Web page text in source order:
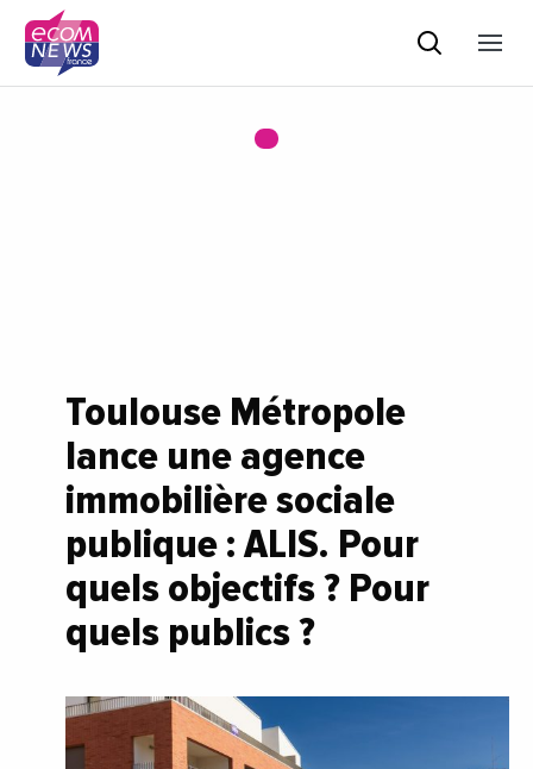
Toulouse Métropole
lance une agence
immobilière sociale
publique : ALIS. Pour
quels objectifs ? Pour
quels publics ?